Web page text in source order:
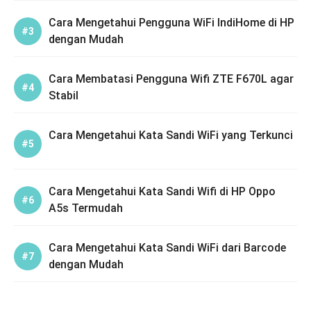
Cara Mengetahui Pengguna WiFi IndiHome di HP
dengan Mudah
Cara Membatasi Pengguna Wifi ZTE F670L agar
Stabil
Cara Mengetahui Kata Sandi WiFi yang Terkunci
Cara Mengetahui Kata Sandi Wifi di HP Oppo
A5s Termudah
Cara Mengetahui Kata Sandi WiFi dari Barcode
dengan Mudah